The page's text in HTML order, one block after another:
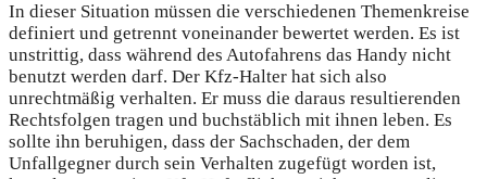
In dieser Situation müssen die verschiedenen Themenkreise
definiert und getrennt voneinander bewertet werden. Es ist
unstrittig, dass während des Autofahrens das Handy nicht
benutzt werden darf. Der Kfz-Halter hat sich also
unrechtmäßig verhalten. Er muss die daraus resultierenden
Rechtsfolgen tragen und buchstäblich mit ihnen leben. Es
sollte ihn beruhigen, dass der Sachschaden, der dem
Unfallgegner durch sein Verhalten zugefügt worden ist,